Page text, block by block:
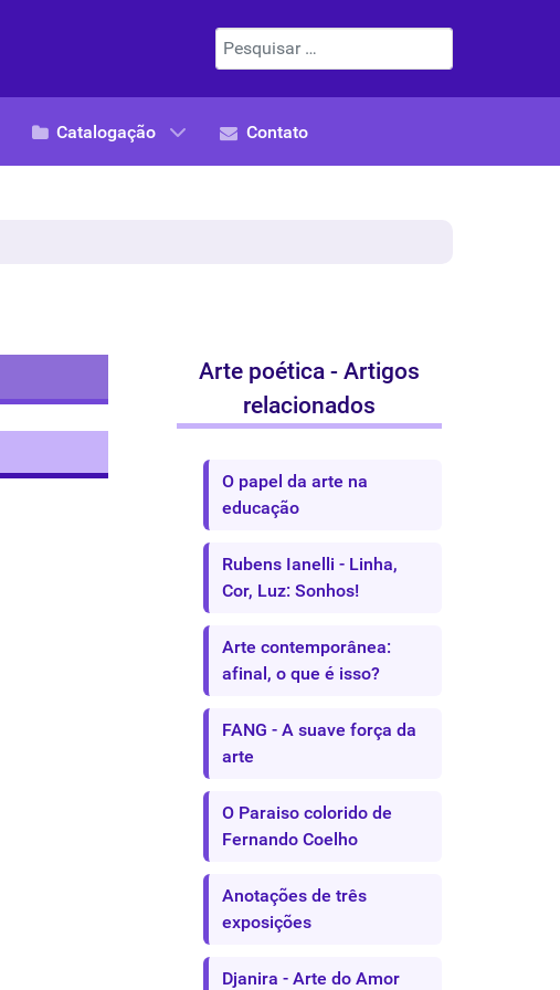
Pesquisar
Catalogação Contato
Arte poética - Artigos
relacionados
O papel da arte na
educação
Rubens Ianelli - Linha,
Cor, Luz: Sonhos!
Arte contemporânea:
afinal, o que é isso?
FANG - A suave força da
arte
O Paraiso colorido de
Fernando Coelho
Anotações de três
exposições
Djanira - Arte do Amor